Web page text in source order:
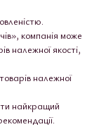
компанія може
належної якості,
належної
найкращий